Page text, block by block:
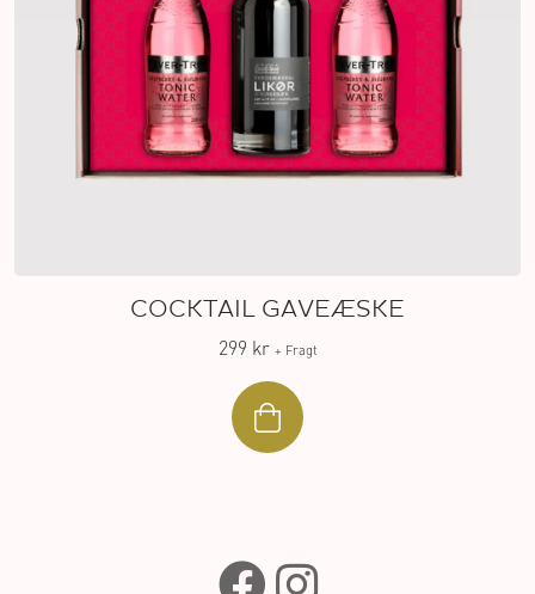
COCKTAIL GAVEÆSKE
299 kr + Fragt